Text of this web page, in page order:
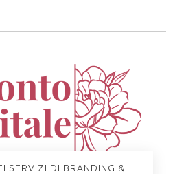
SERVIZI DI BRANDING &